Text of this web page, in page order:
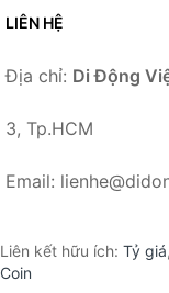
LIÊN HỆ
Địa chỉ: Di Động
3, Tp.HCM
Email:
Liên kết hữu ích: Tỷ giá,
Coin